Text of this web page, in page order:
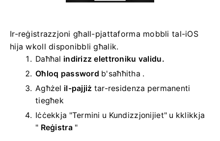
Ir-reġistrazzjoni għall-pjattaforma mobbli tal-iOS
hija wkoll disponibbli għalik.
Daħħal indirizz elettroniku validu.
Oħloq password b'saħħitha .
Agħżel il-pajjiż tar-residenza permanenti
tiegħek
Iċċekkja "Termini u Kundizzjonijiet" u kklikkja
" Reġistra "